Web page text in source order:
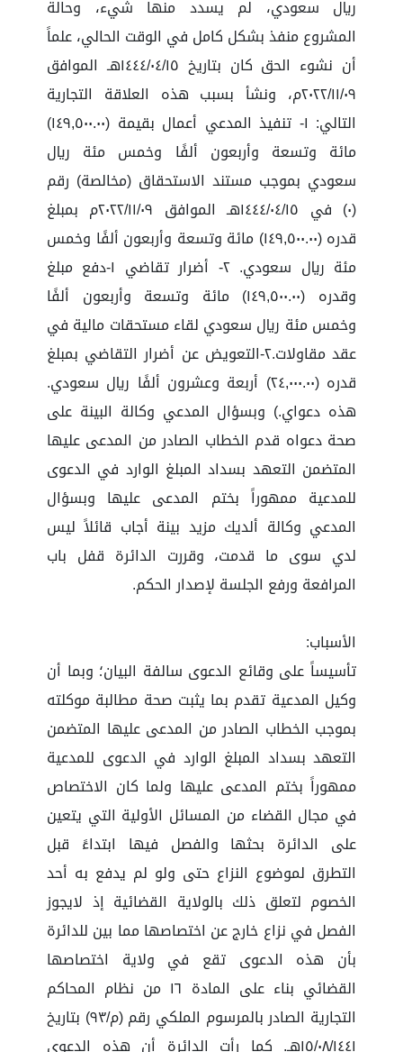
ريال سعودي، لم يسدد منها شيء، وحالة
المشروع منفذ بشكل كامل في الوقت الحالي، علماً
أن نشوء الحق كان بتاريخ ١٤٤٤/٠٤/١٥هـ الموافق
٢٠٢٢/١١/٠٩م، ونشأ بسبب هذه العلاقة التجارية
التالي: ١- تنفيذ المدعي أعمال بقيمة (١٤٩,٥٠٠.٠٠)
مائة وتسعة وأربعون ألفًا وخمس مئة ريال
سعودي بموجب مستند الاستحقاق (مخالصة) رقم
(٠) في ١٤٤٤/٠٤/١٥هـ الموافق ٢٠٢٢/١١/٠٩م بمبلغ
قدره (١٤٩,٥٠٠.٠٠) مائة وتسعة وأربعون ألفًا وخمس
مئة ريال سعودي. ٢- أضرار تقاضي ١-دفع مبلغ
وقدره (١٤٩,٥٠٠.٠٠) مائة وتسعة وأربعون ألفًا
وخمس مئة ريال سعودي لقاء مستحقات مالية في
عقد مقاولات.٢-التعويض عن أضرار التقاضي بمبلغ
قدره (٢٤,٠٠٠.٠٠) أربعة وعشرون ألفًا ريال سعودي.
هذه دعواي.) وبسؤال المدعي وكالة البينة على
صحة دعواه قدم الخطاب الصادر من المدعى عليها
المتضمن التعهد بسداد المبلغ الوارد في الدعوى
للمدعية ممهوراً بختم المدعى عليها وبسؤال
المدعي وكالة ألديك مزيد بينة أجاب قائلاً ليس
لدي سوى ما قدمت، وقررت الدائرة قفل باب
المرافعة ورفع الجلسة لإصدار الحكم.
الأسباب:
تأسيساً على وقائع الدعوى سالفة البيان؛ وبما أن
وكيل المدعية تقدم بما يثبت صحة مطالبة موكلته
بموجب الخطاب الصادر من المدعى عليها المتضمن
التعهد بسداد المبلغ الوارد في الدعوى للمدعية
ممهوراً بختم المدعى عليها ولما كان الاختصاص
في مجال القضاء من المسائل الأولية التي يتعين
على الدائرة بحثها والفصل فيها ابتداءً قبل
التطرق لموضوع النزاع حتى ولو لم يدفع به أحد
الخصوم لتعلق ذلك بالولاية القضائية إذ لايجوز
الفصل في نزاع خارج عن اختصاصها مما بين للدائرة
بأن هذه الدعوى تقع في ولاية اختصاصها
القضائي بناء على المادة ١٦ من نظام المحاكم
التجارية الصادر بالمرسوم الملكي رقم (م/٩٣) بتاريخ
١٥/٠٨/١٤٤١هـ. كما رأت الدائرة أن هذه الدعوى